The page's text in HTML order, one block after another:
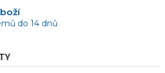
do 14 dnů